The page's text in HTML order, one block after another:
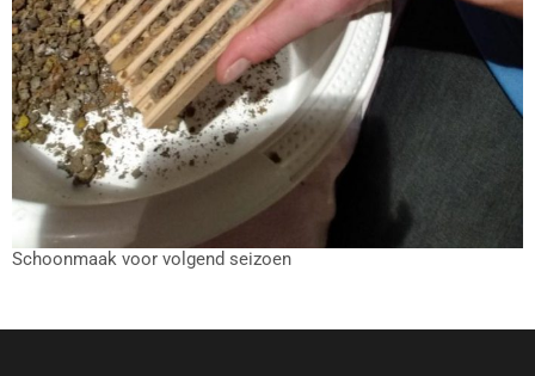
Schoonmaak voor volgend seizoen